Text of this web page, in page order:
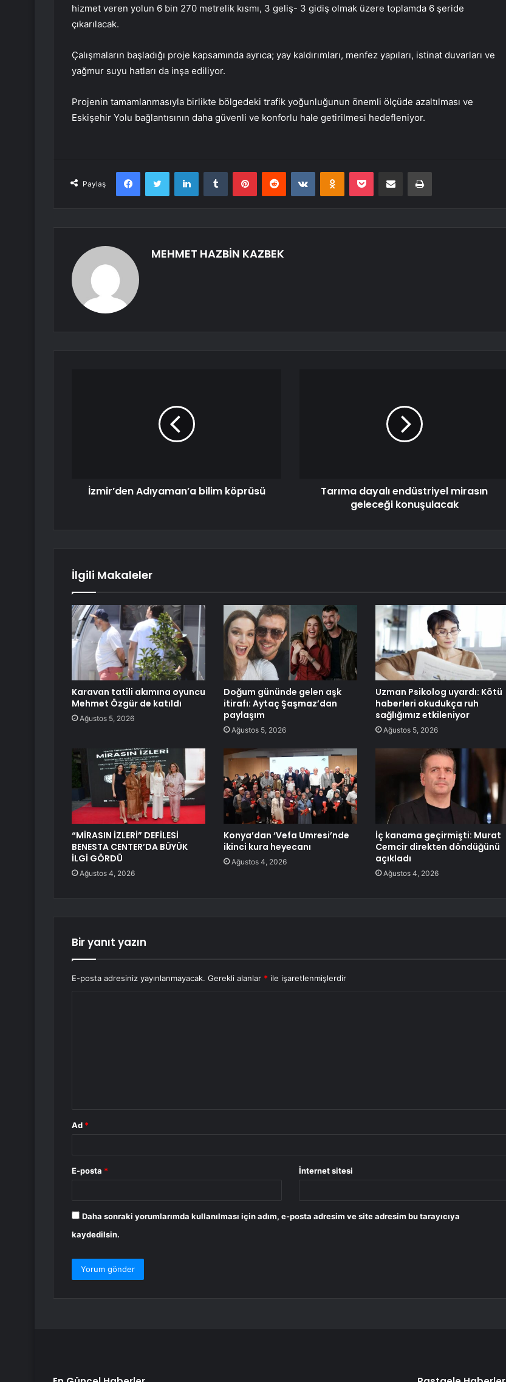
hizmet veren yolun 6 bin 270 metrelik kısmı, 3 geliş- 3 gidiş olmak üzere toplamda 6 şeride
çıkarılacak.
Çalışmaların başladığı proje kapsamında ayrıca; yay kaldırımları, menfez yapıları, istinat duvarları ve
yağmur suyu hatları da inşa ediliyor.
Projenin tamamlanmasıyla birlikte bölgedeki trafik yoğunluğunun önemli ölçüde azaltılması ve
Eskişehir Yolu bağlantısının daha güvenli ve konforlu hale getirilmesi hedefleniyor.
Paylaş
FacebookTwitter LinkedInTumblr PinterestReddit VKontakteOdnoklassniki
Pocket E-Posta ile paylaş Yazdır
MEHMET HAZBİN KAZBEK
İzmir’den Adıyaman’a bilim köprüsü
Tarıma dayalı endüstriyel mirasın
geleceği konuşulacak
İlgili Makaleler
Karavan tatili akımına oyuncu
Mehmet Özgür de katıldı
Ağustos 5, 2026
Doğum gününde gelen aşk
itirafı: Aytaç Şaşmaz’dan
paylaşım
Ağustos 5, 2026
Uzman Psikolog uyardı: Kötü
haberleri okudukça ruh
sağlığımız etkileniyor
Ağustos 5, 2026
“MİRASIN İZLERİ” DEFİLESİ
BENESTA CENTER’DA BÜYÜK
İLGİ GÖRDÜ
Ağustos 4, 2026
Konya’dan ‘Vefa Umresi’nde
ikinci kura heyecanı
Ağustos 4, 2026
İç kanama geçirmişti: Murat
Cemcir direkten döndüğünü
açıkladı
Ağustos 4, 2026
Bir yanıt yazın
E-posta adresiniz yayınlanmayacak. Gerekli alanlar * ile işaretlenmişlerdir
Ad *
E-posta * İnternet sitesi
Daha sonraki yorumlarımda kullanılması için adım, e-posta adresim ve site adresim bu tarayıcıya
kaydedilsin.